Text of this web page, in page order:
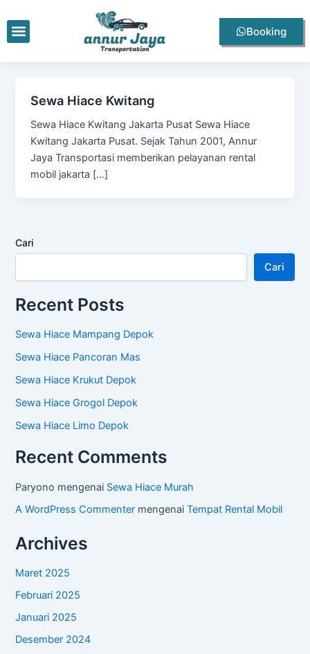
ke
konten
Menu Booking
Sewa Hiace Kwitang
Sewa Hiace Kwitang Jakarta Pusat Sewa Hiace
Kwitang Jakarta Pusat. Sejak Tahun 2001, Annur
Jaya Transportasi memberikan pelayanan rental
mobil jakarta […]
Cari
Cari
Recent Posts
Sewa Hiace Mampang Depok
Sewa Hiace Pancoran Mas
Sewa Hiace Krukut Depok
Sewa Hiace Grogol Depok
Sewa Hiace Limo Depok
Recent Comments
Paryono mengenai Sewa Hiace Murah
A WordPress Commenter mengenaiTempat Rental Mobil
Archives
Maret 2025
Februari 2025
Januari 2025
Desember 2024